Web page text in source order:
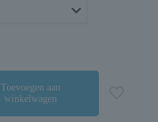
Toevoegen aan
winkelwagen